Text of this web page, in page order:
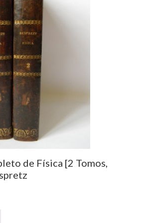
juicio
crítico
de
las
que
deben
adoptarse,
y
la
equivalencia
castiza
las
que
de Física [2 Tomos,